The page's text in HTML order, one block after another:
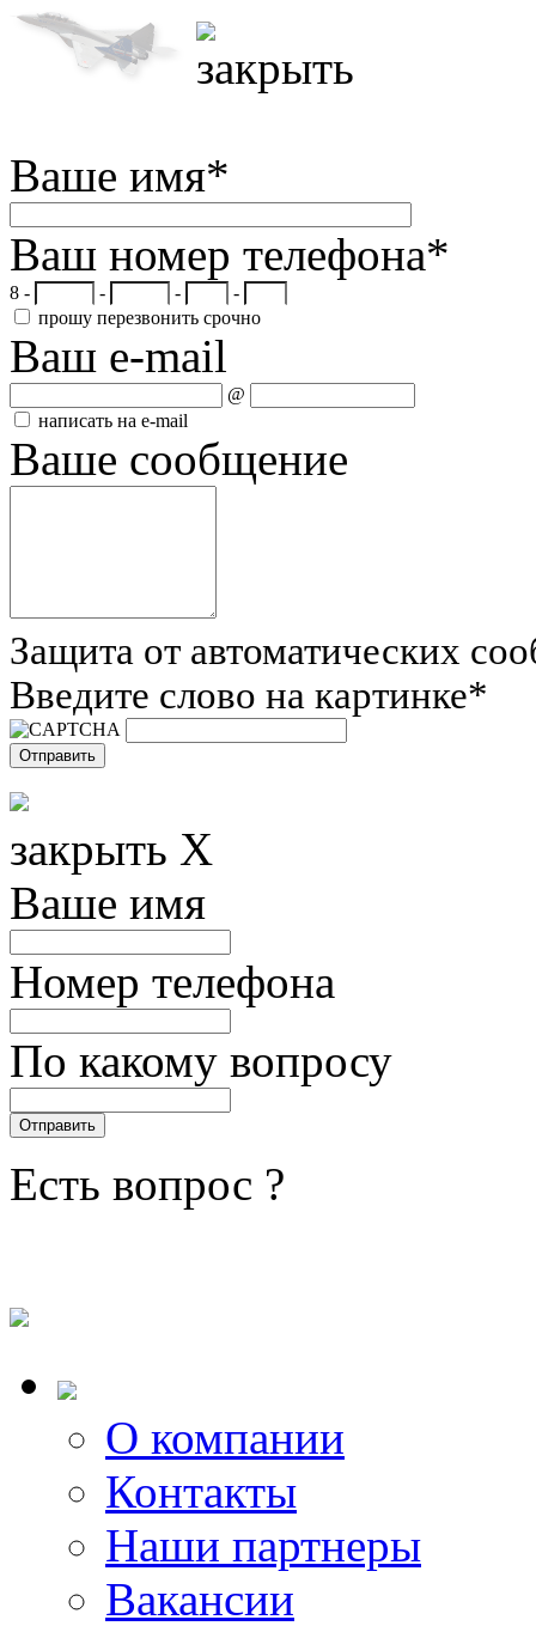
Ваше имя*
Ваш номер телефона*
8 - - -
-
прошу перезвонить срочно
Ваш e-mail
@
написать на e-mail
Ваше сообщение
Защита от автоматических
Введите слово на картинке*
закрыть X
Ваше имя
Номер телефона
По какому вопросу
Есть вопрос ?
О компании
Контакты
Наши партнеры
Вакансии